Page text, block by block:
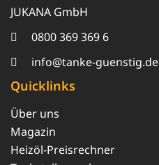
JUKANA GmbH
0800 369 369 6
info@tanke-guenstig.de
Quicklinks
Über uns
Magazin
Heizöl-Preisrechner